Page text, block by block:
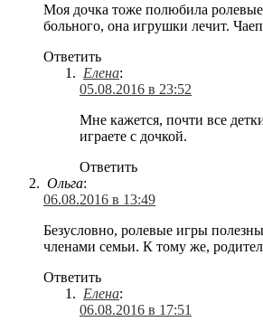
Моя дочка тоже полюбила
больного, она игрушки лечит.
Ответить
Елена:
05.08.2016 в 23:52
Мне кажется, почти все
играете с дочкой.
Ответить
Ольга:
06.08.2016 в 13:49
Безусловно, ролевые игры
членами семьи. К тому же,
Ответить
Елена:
06.08.2016 в 17:51